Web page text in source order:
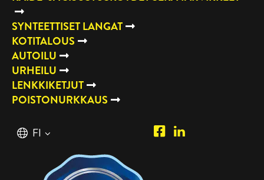
SYNTEETTISET LANGAT
KOTITALOUS
AUTOILU
URHEILU
LENKKIKETJUT
POISTONURKKAUS
Suomi
FI
Piipposhop.com
Manilla